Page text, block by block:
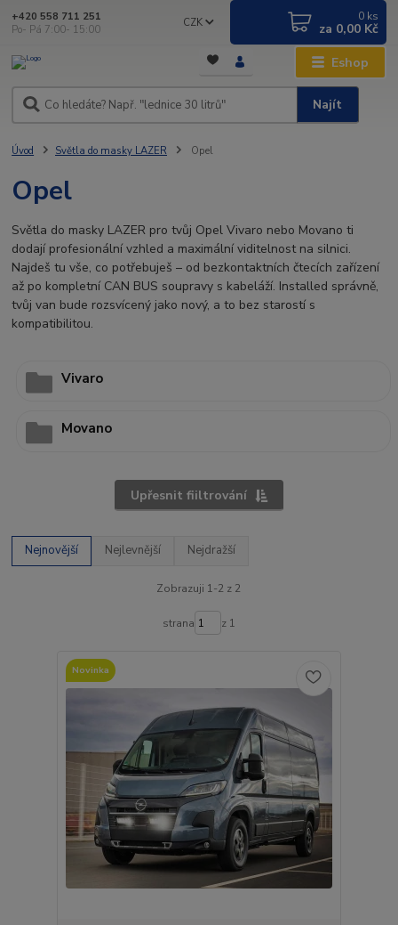
Eshop
CZK
Najít
+420 558 711 251
Po- Pá 7:00- 15:00
0 ks
za 0,00 Kč
Úvod Světla do masky LAZER Opel
Opel
Světla do masky LAZER pro tvůj Opel Vivaro nebo Movano ti
dodají profesionální vzhled a maximální viditelnost na silnici.
Najdeš tu vše, co potřebuješ – od bezkontaktních čtecích zařízení
až po kompletní CAN BUS soupravy s kabeláží. Installed správně,
tvůj van bude rozsvícený jako nový, a to bez starostí s
kompatibilitou.
Vivaro
Movano
Upřesnit fiiltrování
Nejnovější Nejlevnější Nejdražší
Zobrazuji 1-2 z 2
strana z 1
Novinka